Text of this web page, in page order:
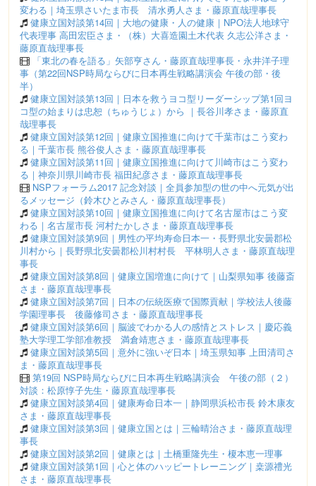
変わる｜埼玉県さいたま市長 清水勇人さま・藤原直哉理事長
健康立国対談第14回｜大地の健康・人の健康｜NPO法人地球守
代表理事 高田宏臣さま・（株）大喜造園土木代表 久志公洋さま・
藤原直哉理事長
「東北の春を語る」矢部亨さん・藤原直哉理事長・永井洋子理
事（第22回NSP時局ならびに日本再生戦略講演会 午後の部・後
半）
健康立国対談第13回｜日本を救うヨコ型リーダーシップ第1回ヨ
コ型の始まりは忠恕（ちゅうじょ）から ｜長谷川孝さま・藤原直
哉理事長
健康立国対談第12回｜健康立国推進に向けて千葉市はこう変わ
る｜千葉市長 熊谷俊人さま・藤原直哉理事長
健康立国対談第11回｜健康立国推進に向けて川崎市はこう変わ
る｜神奈川県川崎市長 福田紀彦さま・藤原直哉理事長
NSPフォーラム2017 記念対談｜全員参加型の世の中へ元気が出
るメッセージ（鈴木ひとみさん・藤原直哉理事長）
健康立国対談第10回｜健康立国推進に向けて名古屋市はこう変
わる｜名古屋市長 河村たかしさま・藤原直哉理事長
健康立国対談第9回｜男性の平均寿命日本一・長野県北安曇郡松
川村から｜長野県北安曇郡松川村村長 平林明人さま・藤原直哉理
事長
健康立国対談第8回｜健康立国増進に向けて｜山梨県知事 後藤斎
さま・藤原直哉理事長
健康立国対談第7回｜日本の伝統医療で国際貢献｜学校法人後藤
学園理事長 後藤修司さま・藤原直哉理事長
健康立国対談第6回｜脳波でわかる人の感情とストレス｜慶応義
塾大学理工学部准教授 満倉靖恵さま・藤原直哉理事長
健康立国対談第5回｜意外に強いぞ日本｜埼玉県知事 上田清司さ
ま・藤原直哉理事長
第19回 NSP時局ならびに日本再生戦略講演会 午後の部（２）
対談：松原惇子先生・藤原直哉理事長
健康立国対談第4回｜健康寿命日本一｜静岡県浜松市長 鈴木康友
さま・藤原直哉理事長
健康立国対談第3回｜健康立国とは｜三輪晴治さま・藤原直哉理
事長
健康立国対談第2回｜健康とは｜土橋重隆先生・榎本恵一理事
健康立国対談第1回｜心と体のハッピートレーニング｜桒源禮光
さま・藤原直哉理事長